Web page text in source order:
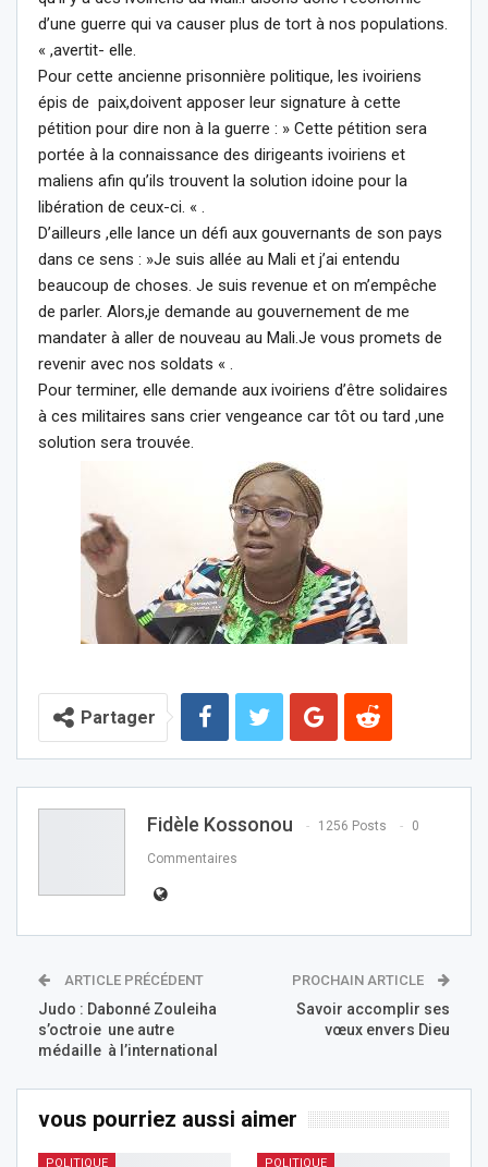
d’une guerre qui va causer plus de tort à nos populations.
« ,avertit- elle.
Pour cette ancienne prisonnière politique, les ivoiriens
épis de paix,doivent apposer leur signature à cette
pétition pour dire non à la guerre : » Cette pétition sera
portée à la connaissance des dirigeants ivoiriens et
maliens afin qu’ils trouvent la solution idoine pour la
libération de ceux-ci. « .
D’ailleurs ,elle lance un défi aux gouvernants de son pays
dans ce sens : »Je suis allée au Mali et j’ai entendu
beaucoup de choses. Je suis revenue et on m’empêche
de parler. Alors,je demande au gouvernement de me
mandater à aller de nouveau au Mali.Je vous promets de
revenir avec nos soldats « .
Pour terminer, elle demande aux ivoiriens d’être solidaires
à ces militaires sans crier vengeance car tôt ou tard ,une
solution sera trouvée.
Partager
Fidèle Kossonou 1256 Posts 0
Commentaires
ARTICLE PRÉCÉDENT
Judo : Dabonné Zouleiha
s’octroie une autre
médaille à l’international
PROCHAIN ARTICLE
Savoir accomplir ses
vœux envers Dieu
vous pourriez aussi aimer
POLITIQUE POLITIQUE